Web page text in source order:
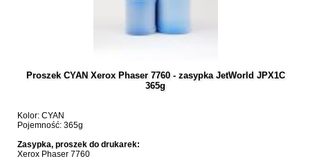
Proszek CYAN Xerox Phaser 7760 - zasypka JetWorld JPX1C
365g
Kolor: CYAN
Pojemność: 365g
Zasypka, proszek do drukarek:
Xerox Phaser 7760